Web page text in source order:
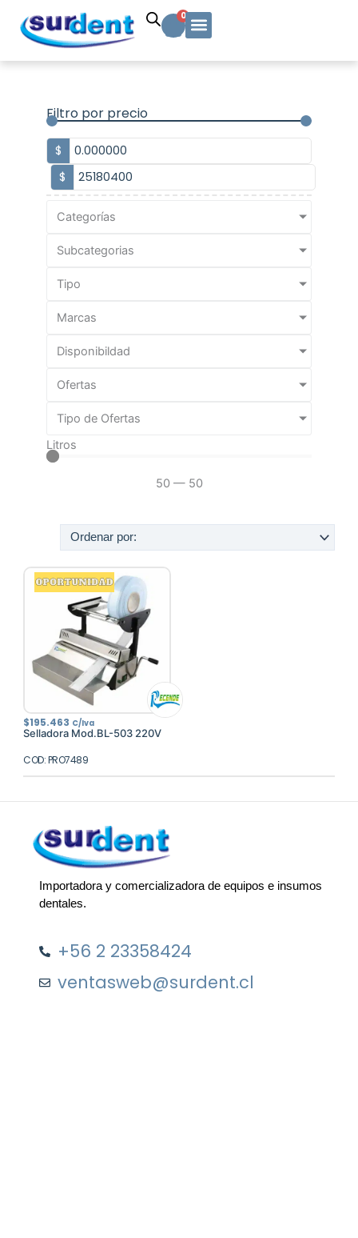
contenido
0
Carrito
Filtro por precio
$
$
Categorías
Subcategorias
Tipo
Marcas
Disponibildad
Ofertas
Tipo de Ofertas
Litros
50 — 50
$195.463 C/Iva
Selladora Mod.BL-503 220V
COD: PRO7489
Importadora y comercializadora de equipos e insumos
dentales.
+56 2 23358424
ventasweb@surdent.cl